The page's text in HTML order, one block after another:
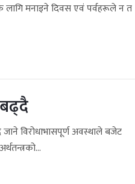
मनाइने दिवस एवं पर्वहरूले न त
विरोधाभासपूर्ण अवस्थाले बजेट